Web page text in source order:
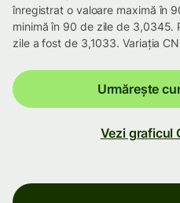
înregistrat o valoare maximă în
minimă în 90 de zile de 3,0345.
zile a fost de 3,1033. Variația
Urmărește
Vezi graficul